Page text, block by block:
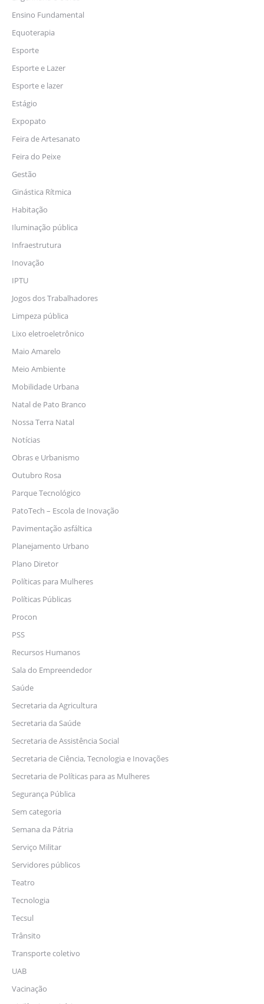
Ensino Fundamental
Equoterapia
Esporte
Esporte e Lazer
Esporte e lazer
Estágio
Expopato
Feira de Artesanato
Feira do Peixe
Gestão
Ginástica Rítmica
Habitação
Iluminação pública
Infraestrutura
Inovação
IPTU
Jogos dos Trabalhadores
Limpeza pública
Lixo eletroeletrônico
Maio Amarelo
Meio Ambiente
Mobilidade Urbana
Natal de Pato Branco
Nossa Terra Natal
Notícias
Obras e Urbanismo
Outubro Rosa
Parque Tecnológico
PatoTech – Escola de Inovação
Pavimentação asfáltica
Planejamento Urbano
Plano Diretor
Políticas para Mulheres
Políticas Públicas
Procon
PSS
Recursos Humanos
Sala do Empreendedor
Saúde
Secretaria da Agricultura
Secretaria da Saúde
Secretaria de Assistência Social
Secretaria de Ciência, Tecnologia e Inovações
Secretaria de Políticas para as Mulheres
Segurança Pública
Sem categoria
Semana da Pátria
Serviço Militar
Servidores públicos
Teatro
Tecnologia
Tecsul
Trânsito
Transporte coletivo
UAB
Vacinação